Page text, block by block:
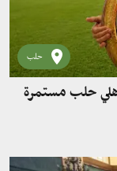
حلب
حلب مستمرة